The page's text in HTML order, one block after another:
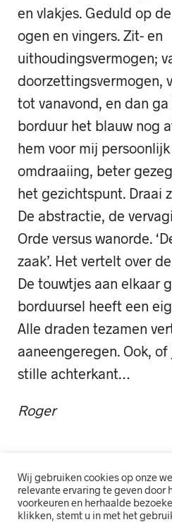
en vlakjes. Geduld op
ogen en vingers. Zit- en
uithoudingsvermogen;
doorzettingsvermogen,
tot vanavond, en dan ga
borduur het blauw nog
hem voor mij
omdraaiing, beter
het gezichtspunt. Draai
De abstractie, de
Orde versus wanorde.
zaak’. Het vertelt over
De touwtjes aan elkaar
borduursel heeft een
Alle draden tezamen
aaneengeregen. Ook,
stille achterkant…
Roger
Wij gebruiken cookies op onze
relevante ervaring te geven door
voorkeuren en herhaalde
klikken, stemt u in met het